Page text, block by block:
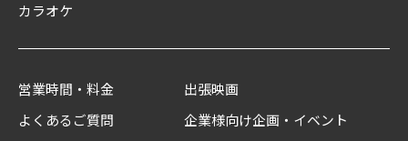
カラオケ
営業時間・料金
よくあるご質問
出張映画
企業様向け企画・イベント